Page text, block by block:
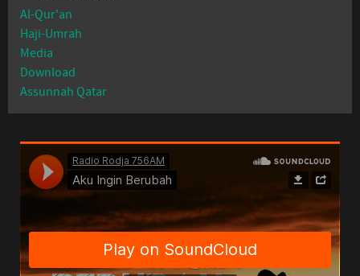
Al-Qur'an
Haji-Umrah
Media
Download
Assunnah Qatar